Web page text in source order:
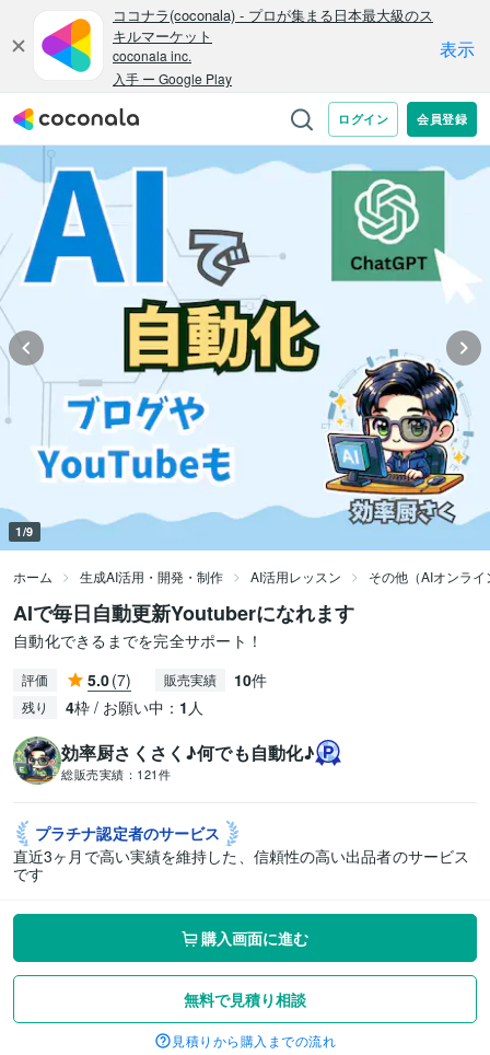
1/9
ホーム 生成AI活用・開発・制作 AI活用レッスン その他（AIオンラ
AIで毎日自動更新Youtuberになれます
自動化できるまでを完全サポート！
評価 5.0(7) 販売実績 10件
残り 4枠 / お願い中： 1 人
効率厨さくさく♪何でも自動化♪
総販売実績： 121件
プラチナ認定者のサービス
直近3ヶ月で高い実績を維持した、信頼性の高い出品者のサービス
です
購入画面に進む
無料で見積り相談
見積りから購入までの流れ